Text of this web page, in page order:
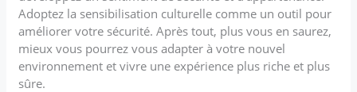
Adoptez la sensibilisation culturelle comme un outil pour
améliorer votre sécurité. Après tout, plus vous en saurez,
mieux vous pourrez vous adapter à votre nouvel
environnement et vivre une expérience plus riche et plus
sûre.